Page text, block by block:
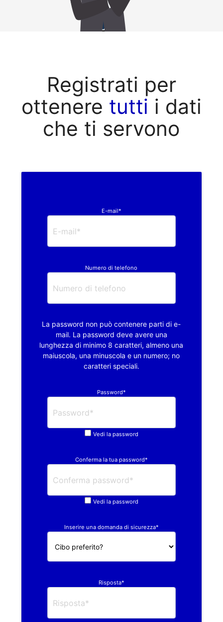
Registrati per
ottenere tutti i dati
che ti servono
E-mail*
Numero di telefono
La password non può contenere parti di e-
mail. La password deve avere una
lunghezza di minimo 8 caratteri, almeno una
maiuscola, una minuscola e un numero; no
caratteri speciali.
Password*
Vedi la password
Conferma la tua password*
Vedi la password
Inserire una domanda di sicurezza*
Risposta*